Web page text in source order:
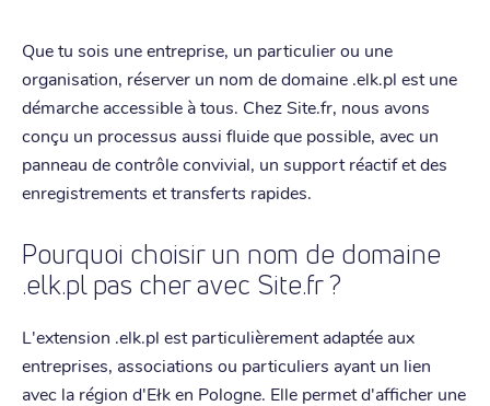
Que tu sois une entreprise, un particulier ou une
organisation, réserver un nom de domaine .elk.pl est une
démarche accessible à tous. Chez Site.fr, nous avons
conçu un processus aussi fluide que possible, avec un
panneau de contrôle convivial, un support réactif et des
enregistrements et transferts rapides.
Pourquoi choisir un nom de domaine
.elk.pl pas cher avec Site.fr ?
L'extension .elk.pl est particulièrement adaptée aux
entreprises, associations ou particuliers ayant un lien
avec la région d'Ełk en Pologne. Elle permet d'afficher une